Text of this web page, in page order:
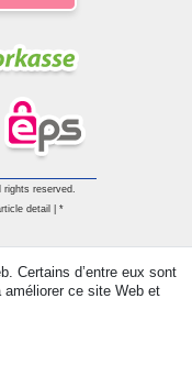
reserved.
detail | *
Certains d’entre eux sont
améliorer ce site Web et
Contact